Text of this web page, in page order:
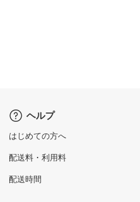
ヘルプ
はじめての方へ
配送料・利用料
配送時間